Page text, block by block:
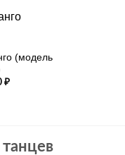
(модель
₽